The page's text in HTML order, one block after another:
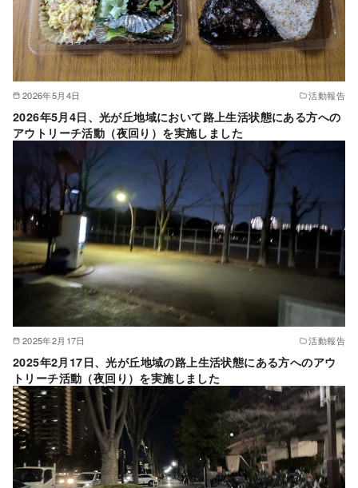
2026年5月4日 活動報告
2026年5月4日、光が丘地域において路上生活状態にある方への
アウトリーチ活動（夜回り）を実施しました
2025年2月17日 活動報告
2025年2月17日、光が丘地域の路上生活状態にある方へのアウ
トリーチ活動（夜回り）を実施しました